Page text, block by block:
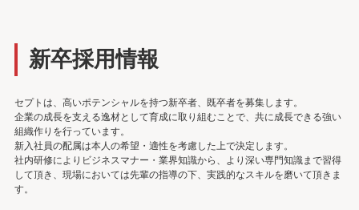
新卒採用情報
セプトは、高いポテンシャルを持つ新卒者、既卒者を募集します。
企業の成長を支える逸材として育成に取り組むことで、共に成長できる強い
組織作りを行っています。
新入社員の配属は本人の希望・適性を考慮した上で決定します。
社内研修によりビジネスマナー・業界知識から、より深い専門知識まで習得
して頂き、現場においては先輩の指導の下、実践的なスキルを磨いて頂きま
す。